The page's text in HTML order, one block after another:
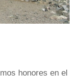
honores en el